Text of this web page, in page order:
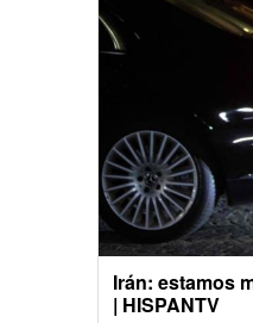
Irán: estamos
| HISPANTV